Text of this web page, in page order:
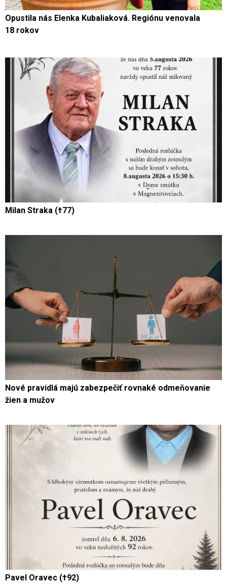
Opustila nás Elenka Kubaliaková. Regiónu venovala
18 rokov
Milan Straka (†77)
Nové pravidlá majú zabezpečiť rovnaké odmeňovanie
žien a mužov
Pavel Oravec (†92)